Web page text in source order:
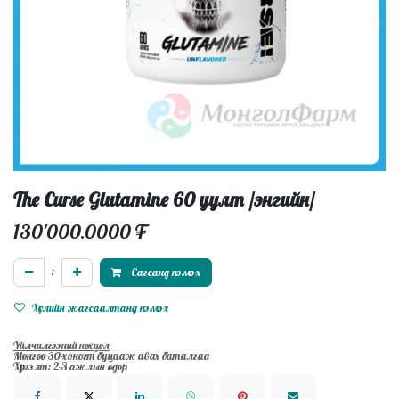
The Curse Glutamine 60 уулт /энгийн/
130'000.0000₮
Сагсанд нэмэх
Хүслийн жагсаалтанд нэмэх
Үйлчилгээний нөхцөл
Мөнгөө 30-хоногт буцааж авах баталгаа
Хүргэлт: 2-3 ажлын өдөр